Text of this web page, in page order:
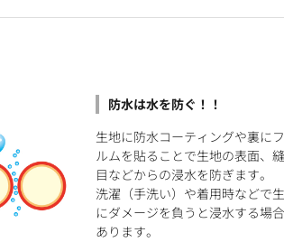
防水は水を防ぐ！！
生地に防水コーティングや裏に
ルムを貼ることで生地の表面、
目などからの浸水を防ぎます。
洗濯（手洗い）や着用時などで
にダメージを負うと浸水する場
あります。